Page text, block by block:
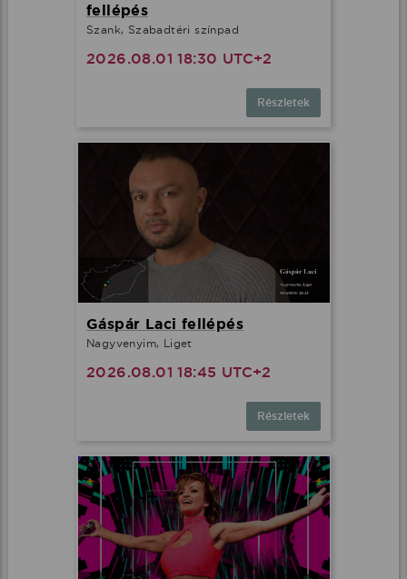
fellépés
Szank, Szabadtéri színpad
2026.08.01 18:30 UTC+2
Részletek
Gáspár Laci fellépés
Nagyvenyim, Liget
2026.08.01 18:45 UTC+2
Részletek